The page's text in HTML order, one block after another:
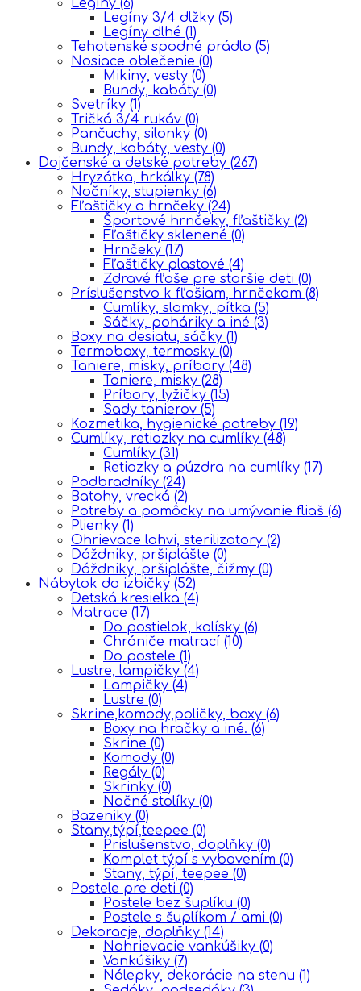
Legíny 3/4 dlžky (5)
Legíny dlhé (1)
Tehotenské spodné prádlo (5)
Nosiace oblečenie (0)
Mikiny, vesty (0)
Bundy, kabáty (0)
Svetríky (1)
Tričká 3/4 rukáv (0)
Pančuchy, silonky (0)
Bundy, kabáty, vesty (0)
Dojčenské a detské potreby (267)
Hryzátka, hrkálky (78)
Nočníky, stupienky (6)
Fľaštičky a hrnčeky (24)
Športové hrnčeky, fľaštičky (2)
Fľaštičky sklenené (0)
Hrnčeky (17)
Fľaštičky plastové (4)
Zdravé fľaše pre staršie deti (0)
Príslušenstvo k fľašiam, hrnčekom (8)
Cumlíky, slamky, pítka (5)
Sáčky, poháriky a iné (3)
Boxy na desiatu, sáčky (1)
Termoboxy, termosky (0)
Taniere, misky, príbory (48)
Taniere, misky (28)
Príbory, lyžičky (15)
Sady tanierov (5)
Kozmetika, hygienické potreby (19)
Cumlíky, retiazky na cumlíky (48)
Cumlíky (31)
Retiazky a púzdra na cumlíky (17)
Podbradníky (24)
Batohy, vrecká (2)
Potreby a pomôcky na umývanie fliaš (6)
Plienky (1)
Ohrievace lahvi, sterilizatory (2)
Dáždniky, pršiplášte (0)
Dáždniky, pršiplášte, čižmy (0)
Nábytok do izbičky (52)
Detská kresielka (4)
Matrace (17)
Do postielok, kolísky (6)
Chrániče matrací (10)
Do postele (1)
Lustre, lampičky (4)
Lampičky (4)
Lustre (0)
Skrine,komody,poličky, boxy (6)
Boxy na hračky a iné. (6)
Skrine (0)
Komody (0)
Regály (0)
Skrinky (0)
Nočné stolíky (0)
Bazeniky (0)
Stany,týpí,teepee (0)
Prislušenstvo, doplňky (0)
Komplet týpí s vybavením (0)
Stany, týpí, teepee (0)
Postele pre deti (0)
Postele bez šuplíku (0)
Postele s šuplíkom / ami (0)
Dekoracje, doplňky (14)
Nahrievacie vankúšiky (0)
Vankúšiky (7)
Nálepky, dekorácie na stenu (1)